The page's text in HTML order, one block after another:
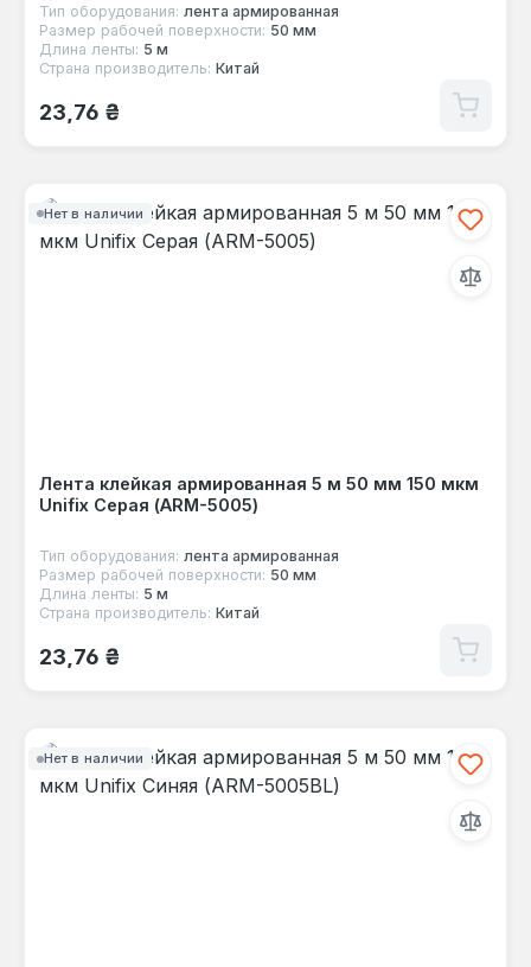
Тип оборудования: лента армированная
Размер рабочей поверхности: 50 мм
Длина ленты: 5 м
Страна производитель: Китай
Обычная цена:
23,76 ₴
Нет в наличии
Лента клейкая армированная 5 м 50 мм 150 мкм
Unifix Серая (ARM-5005)
Тип оборудования: лента армированная
Размер рабочей поверхности: 50 мм
Длина ленты: 5 м
Страна производитель: Китай
Обычная цена:
23,76 ₴
Нет в наличии